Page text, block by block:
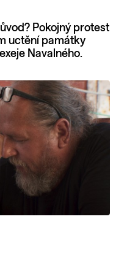
Pokojný protest
uctění památky
Navalného.